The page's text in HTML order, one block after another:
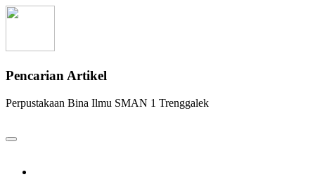
Pencarian Artikel
Perpustakaan Bina Ilmu SMAN 1 Trenggalek